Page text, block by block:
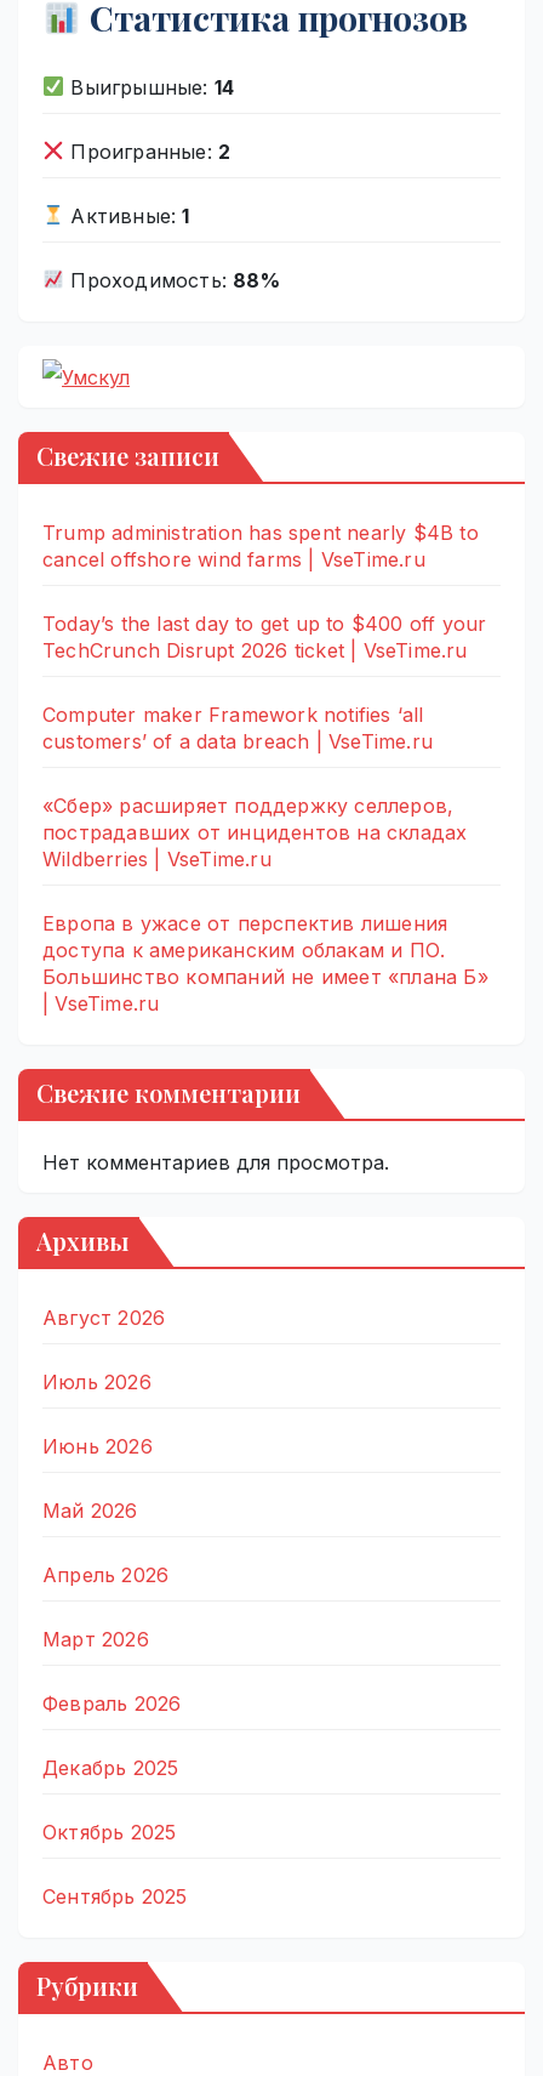
Статистика прогнозов
Выигрышные: 14
Проигранные: 2
Активные:1
Проходимость: 88%
Свежие записи
Trump administration has spent nearly $4B to
cancel offshore wind farms | VseTime.ru
Today’s the last day to get up to $400 off your
TechCrunch Disrupt 2026 ticket | VseTime.ru
Computer maker Framework notifies ‘all
customers’ of a data breach | VseTime.ru
«Сбер» расширяет поддержку селлеров,
пострадавших от инцидентов на складах
Wildberries | VseTime.ru
Европа в ужасе от перспектив лишения
доступа к американским облакам и ПО.
Большинство компаний не имеет «плана Б»
| VseTime.ru
Свежие комментарии
Нет комментариев для просмотра.
Архивы
Август 2026
Июль 2026
Июнь 2026
Май 2026
Апрель 2026
Март 2026
Февраль 2026
Декабрь 2025
Октябрь 2025
Сентябрь 2025
Рубрики
Авто